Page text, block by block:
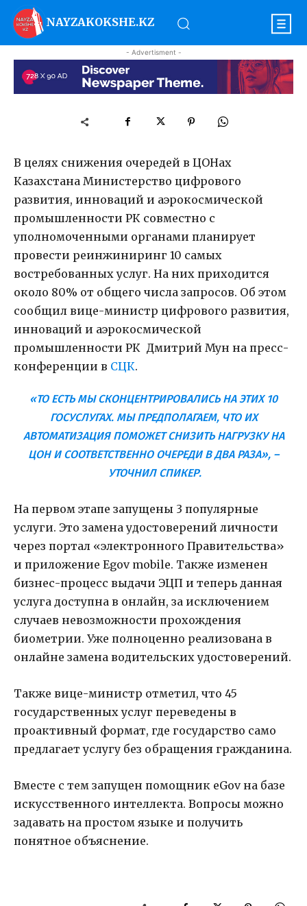
NAYZAKOKSHE.KZ
- Advertisment -
В целях снижения очередей в ЦОНах
Казахстана Министерство цифрового
развития, инноваций и аэрокосмической
промышленности РК совместно с
уполномоченными органами планирует
провести реинжиниринг 10 самых
востребованных услуг. На них приходится
около 80% от общего числа запросов. Об этом
сообщил вице-министр цифрового развития,
инноваций и аэрокосмической
промышленности РК Дмитрий Мун на пресс-
конференции в СЦК.
«ТО ЕСТЬ МЫ СКОНЦЕНТРИРОВАЛИСЬ НА ЭТИХ 10
ГОСУСЛУГАХ. МЫ ПРЕДПОЛАГАЕМ, ЧТО ИХ
АВТОМАТИЗАЦИЯ ПОМОЖЕТ СНИЗИТЬ НАГРУЗКУ НА
ЦОН И СООТВЕТСТВЕННО ОЧЕРЕДИ В ДВА РАЗА», –
УТОЧНИЛ СПИКЕР.
На первом этапе запущены 3 популярные
услуги. Это замена удостоверений личности
через портал «электронного Правительства»
и приложение Egov mobile. Также изменен
бизнес-процесс выдачи ЭЦП и теперь данная
услуга доступна в онлайн, за исключением
случаев невозможности прохождения
биометрии. Уже полноценно реализована в
онлайне замена водительских удостоверений.
Также вице-министр отметил, что 45
государственных услуг переведены в
проактивный формат, где государство само
предлагает услугу без обращения гражданина.
Вместе с тем запущен помощник eGov на базе
искусственного интеллекта. Вопросы можно
задавать на простом языке и получить
понятное объяснение.